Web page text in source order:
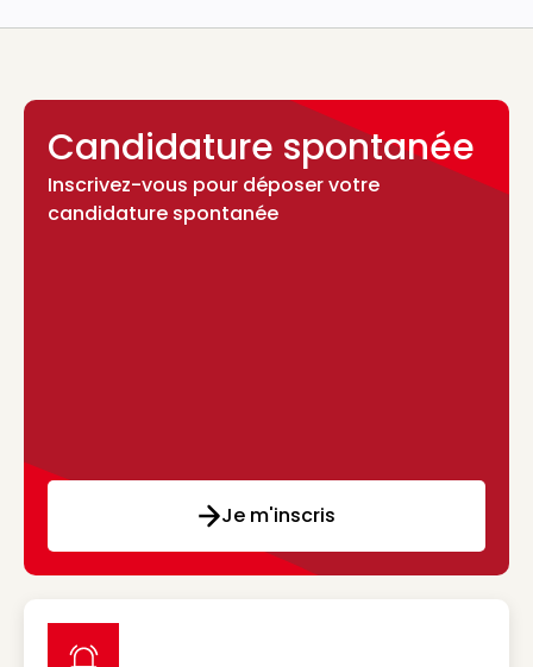
Candidature spontanée
Inscrivez-vous pour déposer votre
candidature spontanée
Je m'inscris